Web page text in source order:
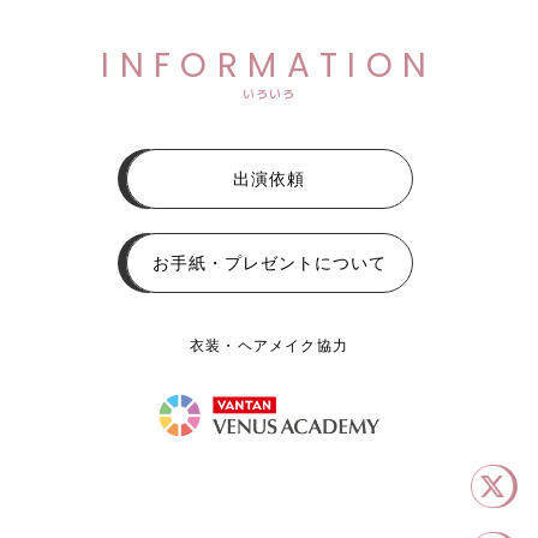
INFORMATION
いろいろ
出演依頼
お手紙・プレゼントについて
衣装・ヘアメイク協力